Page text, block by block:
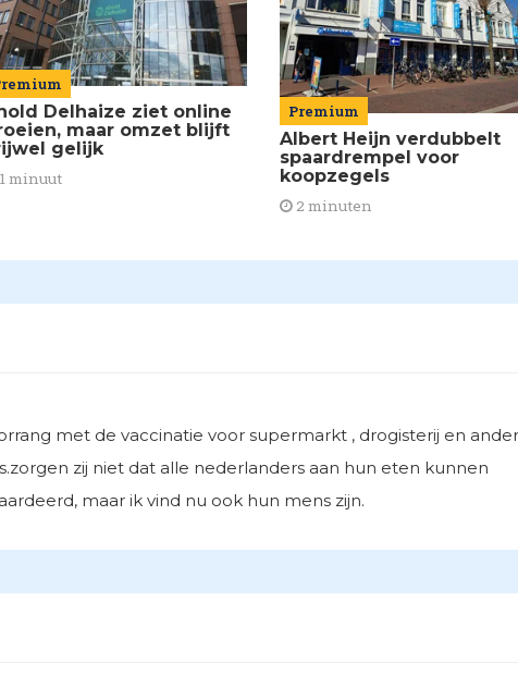
Delhaize ziet online
maar omzet blijft
gelijk
1 minuut
Premium
Albert Heijn verdubbelt
spaardrempel voor
koopzegels
2 minuten
met de vaccinatie voor supermarkt , drogisterij en
zij niet dat alle nederlanders aan hun eten kunnen
maar ik vind nu ook hun mens zijn.